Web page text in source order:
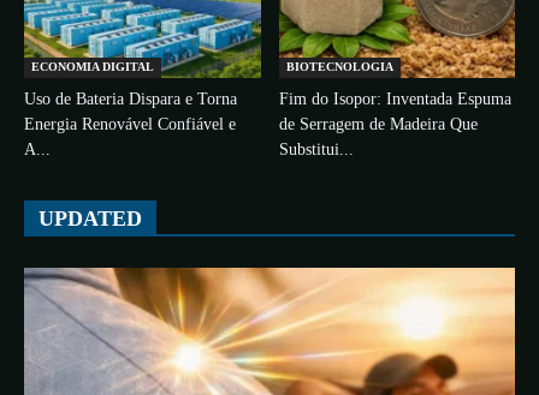
ECONOMIA DIGITAL
Uso de Bateria Dispara e Torna
Energia Renovável Confiável e
A...
BIOTECNOLOGIA
Fim do Isopor: Inventada Espuma
de Serragem de Madeira Que
Substitui...
UPDATED